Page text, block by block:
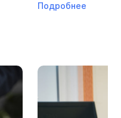
Подробнее